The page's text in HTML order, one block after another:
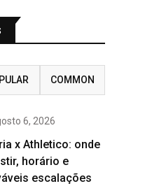
COMMON
6, 2026
x Athletico: onde
horário e
escalações